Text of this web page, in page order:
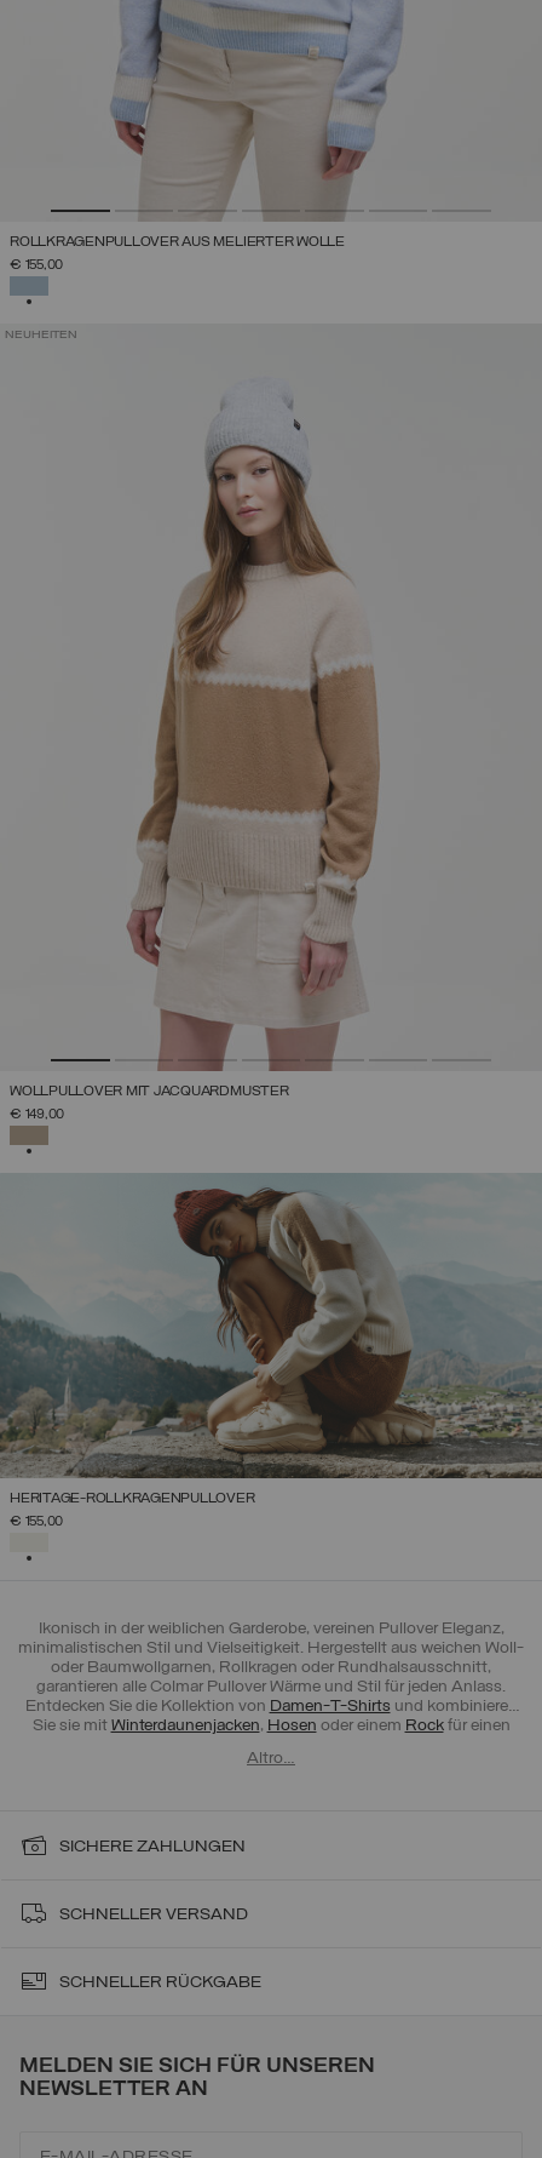
ROLLKRAGENPULLOVER AUS MELIERTER WOLLE
€ 155,00
NEUHEITEN
WOLLPULLOVER MIT JACQUARDMUSTER
€ 149,00
HERITAGE-ROLLKRAGENPULLOVER
€ 155,00
Ikonisch in der weiblichen Garderobe, vereinen Pullover Eleganz,
minimalistischen Stil und Vielseitigkeit. Hergestellt aus weichen Woll-
oder Baumwollgarnen, Rollkragen oder Rundhalsausschnitt,
garantieren alle Colmar Pullover Wärme und Stil für jeden Anlass.
Entdecken Sie die Kollektion von Damen-T-Shirts und kombinieren
Sie sie mit Winterdaunenjacken, Hosen oder einem Rockfür einen
Altro…
SICHERE ZAHLUNGEN
SCHNELLER VERSAND
SCHNELLER RÜCKGABE
MELDEN SIE SICH FÜR UNSEREN
NEWSLETTER AN